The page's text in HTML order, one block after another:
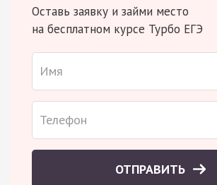
Оставь заявку и займи место
на бесплатном курсе Турбо ЕГЭ
ОТПРАВИТЬ